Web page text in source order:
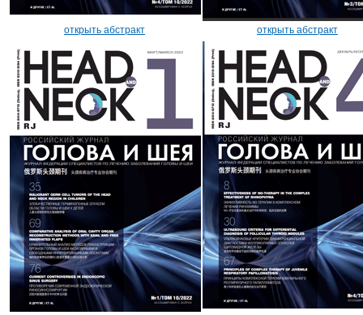
открыть абстракт открыть абстракт